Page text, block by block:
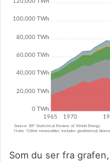
Som du ser fra